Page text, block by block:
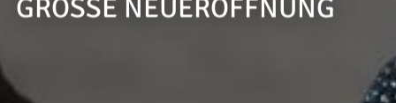
GROSSE NEUERÖFFNUNG